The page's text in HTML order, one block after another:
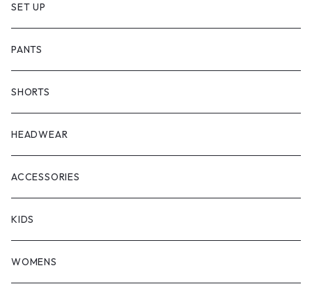
SET UP
PANTS
SHORTS
HEADWEAR
ACCESSORIES
KIDS
WOMENS